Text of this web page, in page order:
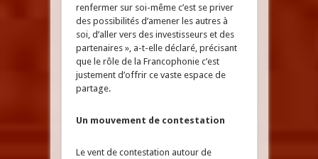
renfermer sur soi-même c’est se priver
des possibilités d’amener les autres à
soi, d’aller vers des investisseurs et des
partenaires », a-t-elle déclaré, précisant
que le rôle de la Francophonie c’est
justement d’offrir ce vaste espace de
partage.
Un mouvement de contestation
Le vent de contestation autour de